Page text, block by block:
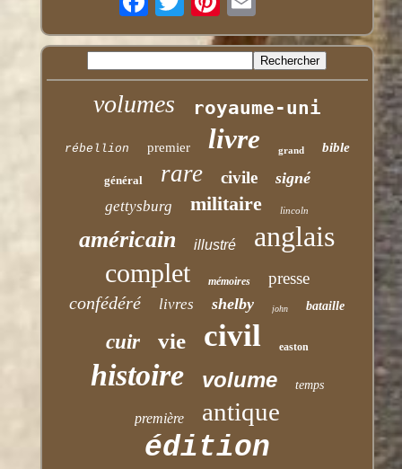
volumes royaume-uni
rébellion premier livre grand bible
général rare civile signé
gettysburg militaire lincoln
américain illustré anglais
complet mémoires presse
confédéré livres shelby john bataille
cuir vie civil easton
histoire volume temps
première antique
édition